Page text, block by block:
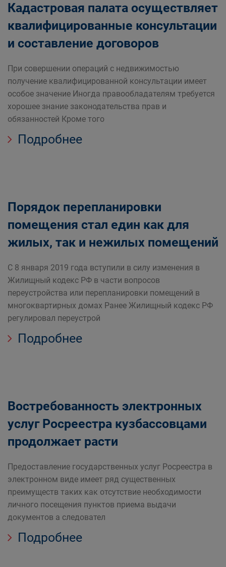
Кадастровая палата осуществляет
квалифицированные консультации
и составление договоров
При совершении операций с недвижимостью
получение квалифицированной консультации имеет
особое значение Иногда правообладателям требуется
хорошее знание законодательства прав и
обязанностей Кроме того
Подробнее
Порядок перепланировки
помещения стал един как для
жилых, так и нежилых помещений
С 8 января 2019 года вступили в силу изменения в
Жилищный кодекс РФ в части вопросов
переустройства или перепланировки помещений в
многоквартирных домах Ранее Жилищный кодекс РФ
регулировал переустрой
Подробнее
Востребованность электронных
услуг Росреестра кузбассовцами
продолжает расти
Предоставление государственных услуг Росреестра в
электронном виде имеет ряд существенных
преимуществ таких как отсутствие необходимости
личного посещения пунктов приема выдачи
документов а следовател
Подробнее